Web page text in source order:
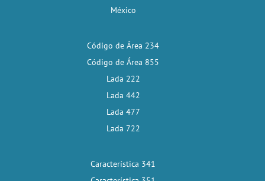
México
Código de Área 234
Código de Área 855
Lada 222
Lada 442
Lada 477
Lada 722
Característica 341